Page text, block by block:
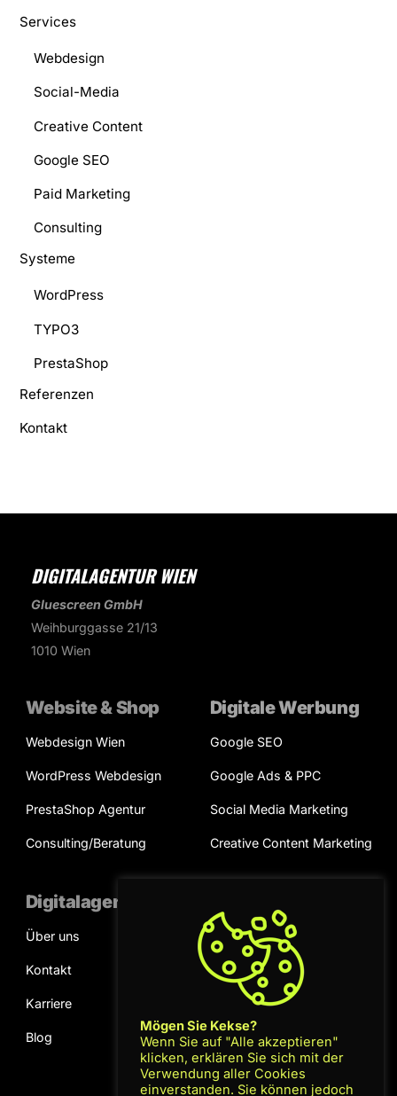
Services
Webdesign
Social-Media
Creative Content
Google SEO
Paid Marketing
Consulting
Systeme
WordPress
TYPO3
PrestaShop
Referenzen
Kontakt
DIGITALAGENTUR WIEN
Gluescreen GmbH
Weihburggasse 21/13
1010 Wien
Website & Shop
Webdesign Wien
WordPress Webdesign
PrestaShop Agentur
Consulting/Beratung
Digitale Werbung
Google SEO
Google Ads & PPC
Social Media Marketing
Creative Content Marketing
Digitalagentur
Über uns
Kontakt
Karriere
Blog
Projektanfrage
Terminvereinbarung
Mögen Sie Kekse?
Wenn Sie auf "Alle akzeptieren"
klicken, erklären Sie sich mit der
Verwendung aller Cookies
einverstanden. Sie können jedoch